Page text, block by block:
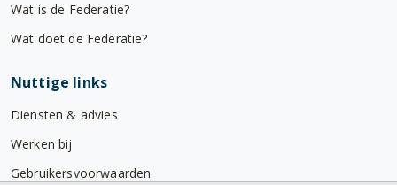
Wat is de Federatie?
Wat doet de Federatie?
Nuttige links
Diensten & advies
Werken bij
Gebruikersvoorwaarden